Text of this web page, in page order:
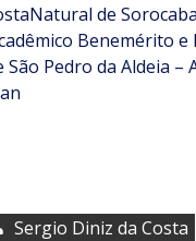
de
Benemérito
Pedro da Aldeia –
Sergio Diniz da Costa